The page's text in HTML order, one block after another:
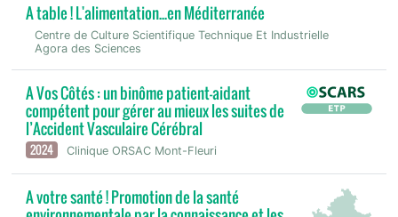
A table ! L'alimentation...en Méditerranée
Centre de Culture Scientifique Technique Et Industrielle
Agora des Sciences
A Vos Côtés : un binôme patient-aidant
compétent pour gérer au mieux les suites de
l’Accident Vasculaire Cérébral
2024 Clinique ORSAC Mont-Fleuri
A votre santé ! Promotion de la santé